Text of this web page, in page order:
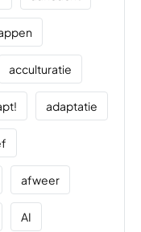
acculturatie
adaptatie
afweer
AI